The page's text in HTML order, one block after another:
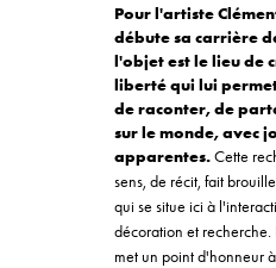
Pour l'artiste
débute sa carrière
l'objet est le lieu de
liberté qui lui
de raconter, de
sur le monde, avec
apparentes.Cette
sens, de récit, fait
qui se situe ici à
décoration et recherche.
met un point d'honneur